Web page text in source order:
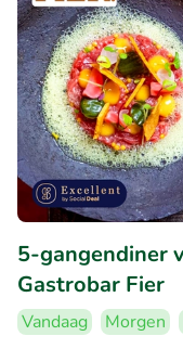
5-gangendiner
Gastrobar Fier
Vandaag Morgen